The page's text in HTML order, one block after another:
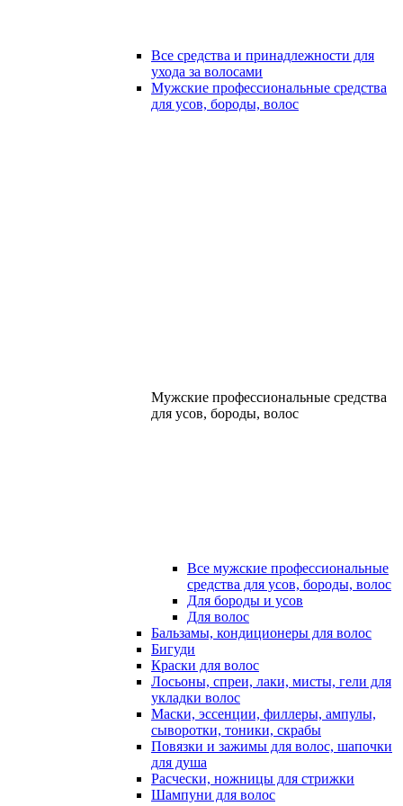
Все средства и принадлежности для
ухода за волосами
Мужские профессиональные средства
для усов, бороды, волос
Мужские профессиональные средства
для усов, бороды, волос
Все мужские профессиональные
средства для усов, бороды, волос
Для бороды и усов
Для волос
Бальзамы, кондиционеры для волос
Бигуди
Краски для волос
Лосьоны, спреи, лаки, мисты, гели для
укладки волос
Маски, эссенции, филлеры, ампулы,
сыворотки, тоники, скрабы
Повязки и зажимы для волос, шапочки
для душа
Расчески, ножницы для стрижки
Шампуни для волос